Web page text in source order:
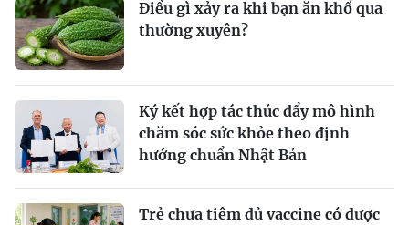
Điều gì xảy ra khi bạn ăn khổ qua
thường xuyên?
Ký kết hợp tác thúc đẩy mô hình
chăm sóc sức khỏe theo định
hướng chuẩn Nhật Bản
Trẻ chưa tiêm đủ vaccine có được